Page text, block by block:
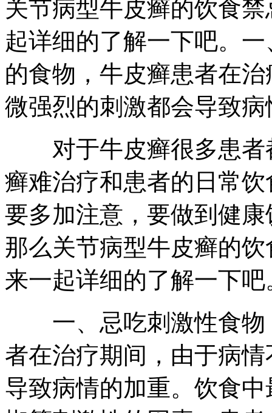
关节病型牛皮癣的饮食
起详细的了解一下吧。
的食物，牛皮癣患者在
微强烈的刺激都会导致
对于牛皮癣很多患者
癣难治疗和患者的日常
要多加注意，要做到健
那么关节病型牛皮癣的
来一起详细的了解一下吧
一、忌吃刺激性食物
者在治疗期间，由于病
导致病情的加重。饮食